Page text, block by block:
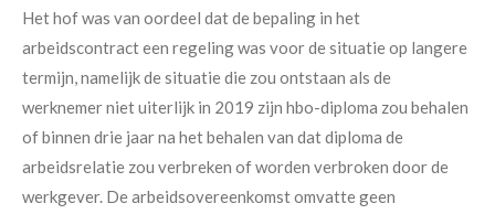
Het hof was van oordeel dat de bepaling in het
arbeidscontract een regeling was voor de situatie op langere
termijn, namelijk de situatie die zou ontstaan als de
werknemer niet uiterlijk in 2019 zijn hbo-diploma zou behalen
of binnen drie jaar na het behalen van dat diploma de
arbeidsrelatie zou verbreken of worden verbroken door de
werkgever. De arbeidsovereenkomst omvatte geen